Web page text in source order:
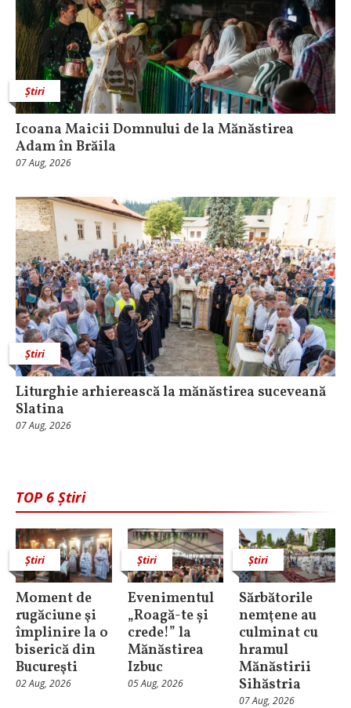
Știri
Icoana Maicii Domnului de la Mănăstirea
Adam în Brăila
07 Aug, 2026
Știri
Liturghie arhierească la mănăstirea suceveană
Slatina
07 Aug, 2026
TOP 6 Știri
Știri
Moment de
rugăciune şi
împlinire la o
biserică din
Bucureşti
02 Aug, 2026
Știri
Evenimentul
„Roagă-te și
crede!” la
Mănăstirea
Izbuc
05 Aug, 2026
Știri
Sărbătorile
nemţene au
culminat cu
hramul
Mănăstirii
Sihăstria
07 Aug, 2026